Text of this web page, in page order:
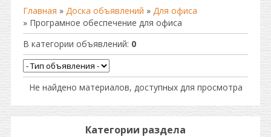
Главная » Доска объявлений » Для офиса
» Програмное обеспечение для офиса
В категории объявлений: 0
Не найдено материалов, доступных для просмотра
Категории раздела